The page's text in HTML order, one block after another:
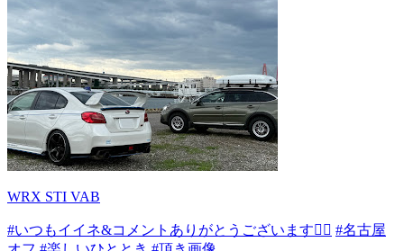
WRX STI VAB
#いつもイイネ&コメントありがとうございます🙇‍♂️ #名古屋